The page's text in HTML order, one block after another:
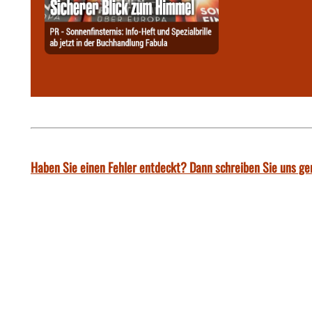
Haben Sie einen Fehler entdeckt? Dann schreiben Sie uns